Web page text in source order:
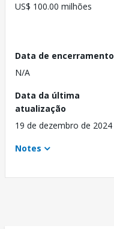
US$ 100.00 milhões
Data de encerramento
N/A
Data da última
atualização
19 de dezembro de 2024
Notes